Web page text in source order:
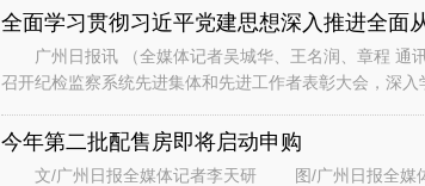
广州日报讯 （全媒体记者吴城华、王名润、章程 通
召开纪检监察系统先进集体和先进工作者表彰大会，深入
今年第二批配售房即将启动申购
文/广州日报全媒体记者李天研 图/广州日报全媒